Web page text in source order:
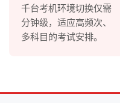
千台考机环境切换仅需
分钟级，适应高频次、
多科目的考试安排。